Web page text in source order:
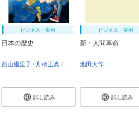
ビジネス・実用
日本の歴史
西山優里子 舟橋正真 講談社
試し読み
ビジネス・実用
新・人間革命
池田大作
試し読み